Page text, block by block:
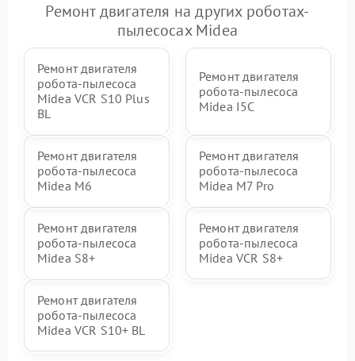
Ремонт двигателя на других роботах-
пылесосах Midea
Ремонт двигателя
робота-пылесоса
Midea VCR S10 Plus
BL
Ремонт двигателя
робота-пылесоса
Midea I5C
Ремонт двигателя
робота-пылесоса
Midea M6
Ремонт двигателя
робота-пылесоса
Midea M7 Pro
Ремонт двигателя
робота-пылесоса
Midea S8+
Ремонт двигателя
робота-пылесоса
Midea VCR S8+
Ремонт двигателя
робота-пылесоса
Midea VCR S10+ BL